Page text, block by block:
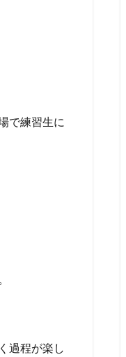
で練習生に
過程が楽し